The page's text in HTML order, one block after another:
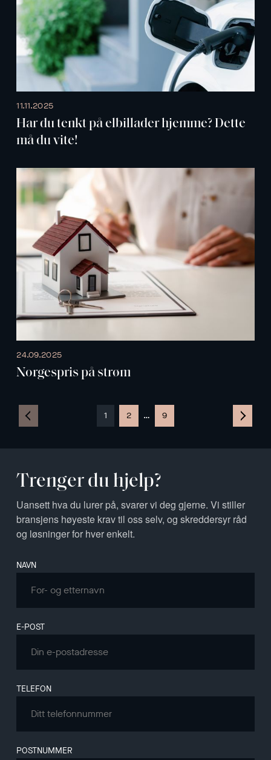
11.11.2025
Har du tenkt på elbillader hjemme? Dette
må du vite!
24.09.2025
Norgespris på strøm
1 2 … 9
Trenger du hjelp?
Uansett hva du lurer på, svarer vi deg gjerne. Vi stiller
bransjens høyeste krav til oss selv, og skreddersyr råd
og løsninger for hver enkelt.
Leave
this
field
NAVN
E-POST
TELEFON
POSTNUMMER